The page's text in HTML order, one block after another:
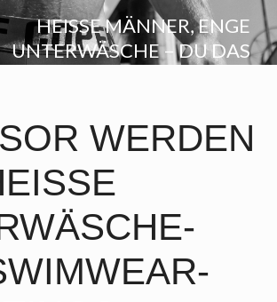
HEISSE MÄNNER, ENGE
UNTERWÄSCHE – DU DAS
WERDEN